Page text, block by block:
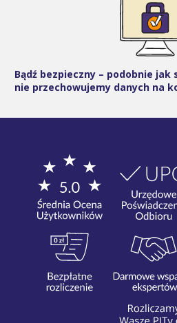
Bądź bezpieczny – podobnie
nie przechowujemy danych na